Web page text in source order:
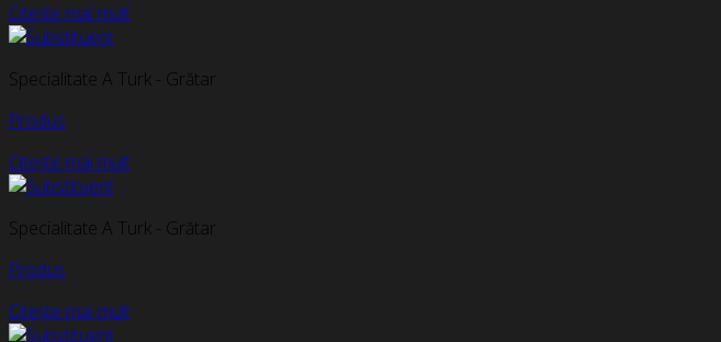
Citește mai mult
Specialitate A Turk - Grătar
Produs
Citește mai mult
Specialitate A Turk - Grătar
Produs
Citește mai mult